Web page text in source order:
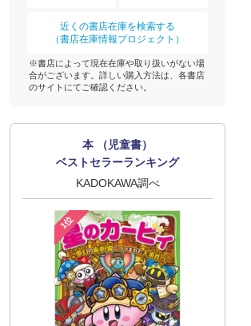
近くの書店在庫を検索する
（書店在庫情報プロジェクト）
※書店によって現在在庫や取り扱いがない場
合がございます。詳しい購入方法は、各書店
のサイトにてご確認ください。
本 （児童書）
ベストセラーランキング
KADOKAWA調べ
1位